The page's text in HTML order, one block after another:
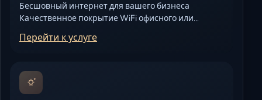
Бесшовный интернет для вашего бизнеса
Качественное покрытие WiFi офисного или…
Перейти к услуге